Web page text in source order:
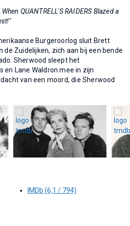
QUANTRELL'S RAIDERS Blazed a
Burgeroorlog sluit Brett
de Zuidelijken, zich aan bij een bende
Sherwood sleept het
en Lane Waldron mee in zijn
van een moord, die Sherwood
IMDb (6,1 / 794)